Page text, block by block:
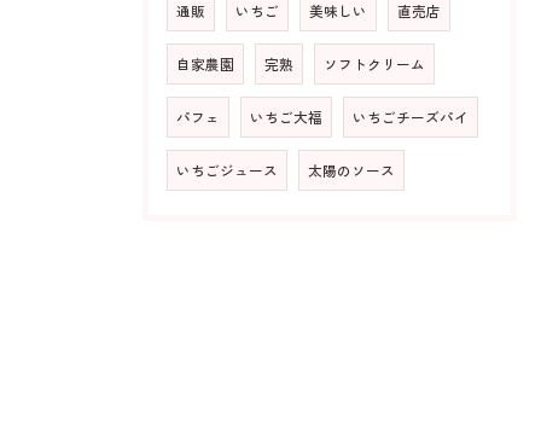
通販 いちご 美味しい 直売店
自家農園 完熟 ソフトクリーム
パフェ いちご大福 いちごチーズパイ
いちごジュース 太陽のソース